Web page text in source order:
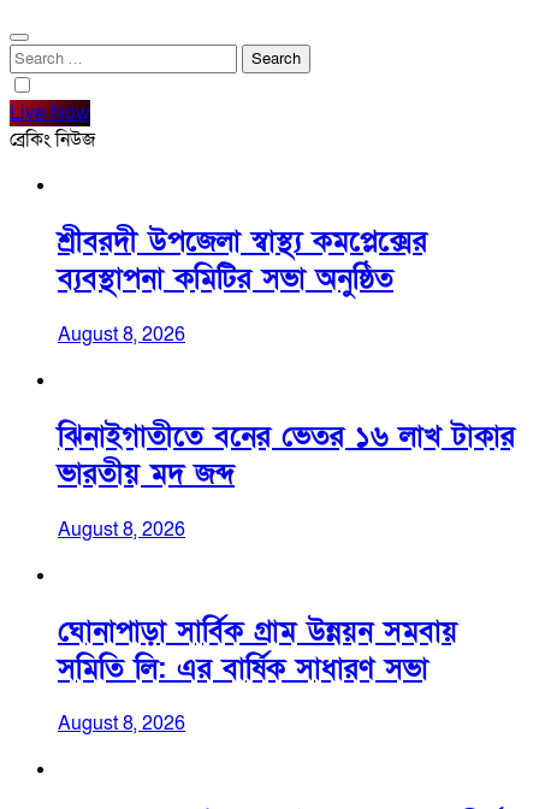
Search
for:
Live Now
ব্রেকিং নিউজ
শ্রীবরদী উপজেলা স্বাস্থ্য কমপ্লেক্সের
ব্যবস্থাপনা কমিটির সভা অনুষ্ঠিত
August 8, 2026
ঝিনাইগাতীতে বনের ভেতর ১৬ লাখ টাকার
ভারতীয় মদ জব্দ
August 8, 2026
ঘোনাপাড়া সার্বিক গ্রাম উন্নয়ন সমবায়
সমিতি লি: এর বার্ষিক সাধারণ সভা
August 8, 2026